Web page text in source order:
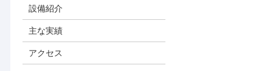
設備紹介
主な実績
アクセス